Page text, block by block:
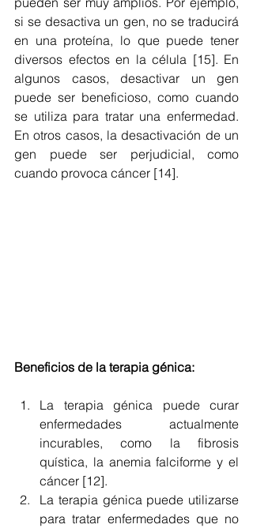
si se desactiva un gen, no se traducirá
en una proteína, lo que puede tener
diversos efectos en la célula [15]. En
algunos casos, desactivar un gen
puede ser beneficioso, como cuando
se utiliza para tratar una enfermedad.
En otros casos, la desactivación de un
gen puede ser perjudicial, como
cuando provoca cáncer [14].
Beneficios de la terapia génica:
La terapia génica puede curar
enfermedades actualmente
incurables, como la fibrosis
quística, la anemia falciforme y el
cáncer [12].
La terapia génica puede utilizarse
para tratar enfermedades que no